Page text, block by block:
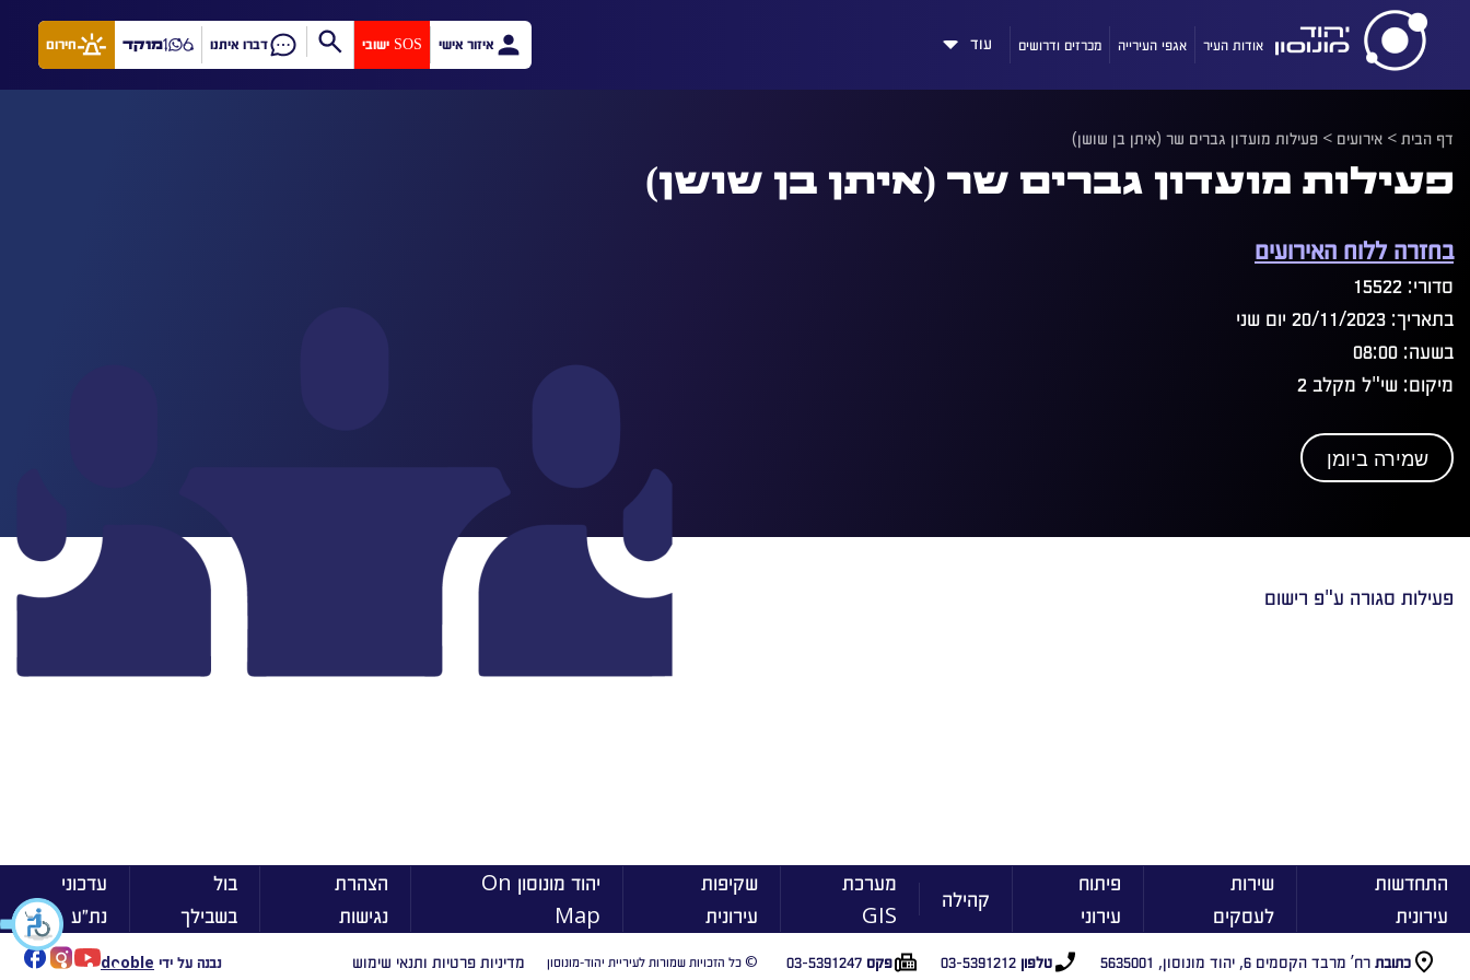
אודות העיר אגפי העירייה מכרזים ודרושים עוד איזור אישי SOS ישובי דברו איתנו מוקד חירום
דף הבית> אירועים > פעילות מועדון גברים שר (איתן בן שושן)
פעילות מועדון גברים שר (איתן בן שושן)
בחזרה ללוח האירועים
סדורי: 15522
בתאריך: 20/11/2023 יום שני
בשעה: 08:00
מיקום: שי"ל מקלב 2
שמירה ביומן
פעילות סגורה ע"פ רישום
התחדשות
עירונית
שירות
לעסקים
פיתוח
עירוני
קהילה
מערכת
GIS
שקיפות
עירונית
יהוד מונוסון On
Map
הצהרת
נגישות
בול
בשבילך
עדכוני
נת״ע
כתובת רח’ מרבד הקסמים 6, יהוד מונוסון, 5635001 טלפון 03-5391212 פקס 03-5391247 © כל הזכויות שמורות לעיריית יהוד-מונוסון מדיניות פרטיות ותנאי שימוש נבנה על ידי dooble